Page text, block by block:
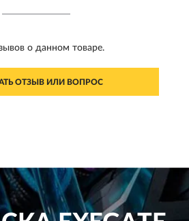
о данном товаре.
ОТЗЫВ ИЛИ ВОПРОС